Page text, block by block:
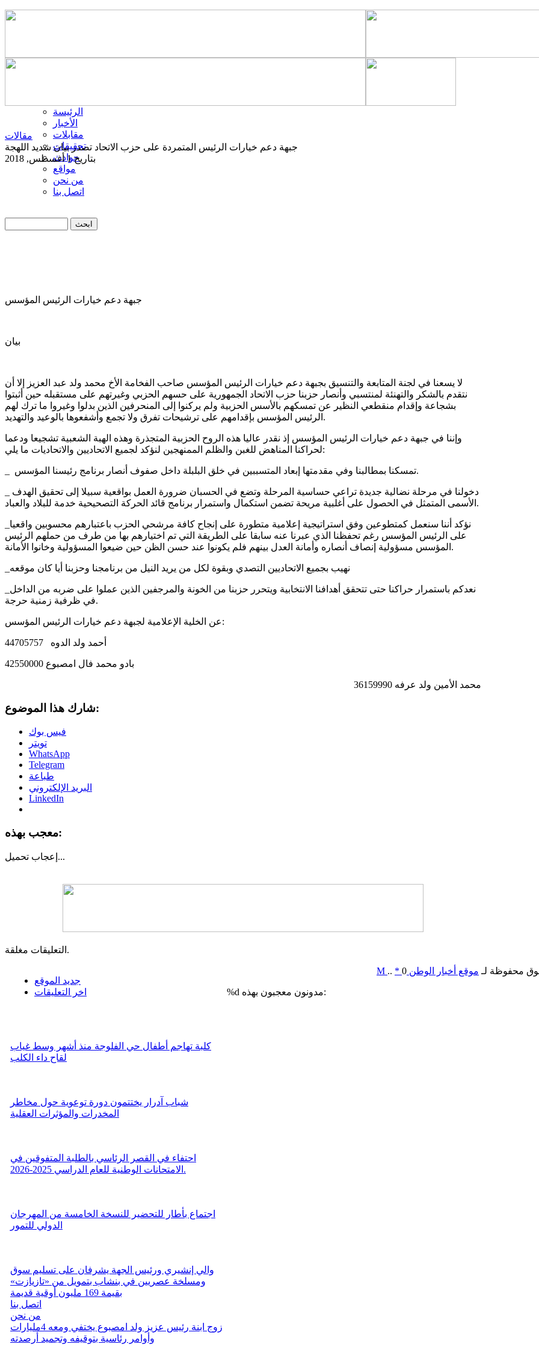
الرئيسة
الأخبار
مقابلات
تحقيقات
حوادث
مواقع
من نحن
اتصل بنا
مقالات
جبهة دعم خيارات الرئيس المتمردة على حزب الاتحاد تصدر بيان شديد اللهجة
بتاريخ 1 أغسطس, 2018
جبهة دعم خيارات الرئيس المؤسس
بيان
لا يسعنا في لجنة المتابعة والتنسيق بجبهة دعم خيارات الرئيس المؤسس صاحب الفخامة الأخ محمد ولد عبد العزيز إلا أن
نتقدم بالشكر والتهنئة لمنتسبي وأنصار حزبنا حزب الاتحاد الجمهورية على حسهم الحزبي وغيرتهم على مستقبله حين أثبتوا
بشجاعة وإقدام منقطعي النظير عن تمسكهم بالأسس الحزبية ولم يركنوا إلى المنحرفين الذين بدلوا وغيروا ما ترك لهم
الرئيس المؤسس بإقدامهم على ترشيحات تفرق ولا تجمع وأشفعوها بالوعيد والتهديد.
وإننا في جبهة دعم خيارات الرئيس المؤسس إذ نقدر عاليا هذه الروح الحزبية المتجذرة وهذه الهبة الشعبية تشجيعا ودعما
لحراكنا المناهض للغبن والظلم الممنهجين لنؤكد لجميع الاتحاديين والاتحاديات ما يلي:
_ تمسكنا بمطالبنا وفي مقدمتها إبعاد المتسببين في خلق البلبلة داخل صفوف أنصار برنامج رئيسنا المؤسس.
الأسمى المتمثل في الحصول على أغلبية مريحة تضمن استكمال واستمرار برنامج قائد الحركة التصحيحية خدمة للبلاد والعباد.
على الرئيس المؤسس رغم تحفظنا الذي عبرنا عنه سابقا على الطريقة التي تم اختيارهم بها من طرف من حملهم الرئيس
المؤسس مسؤولية إنصاف أنصاره وأمانة العدل بينهم فلم يكونوا عند حسن الظن حين ضيعوا المسؤولية وخانوا الأمانة.
_نهيب بجميع الاتحاديين التصدي وبقوة لكل من يريد النيل من برنامجنا وحزبنا أيا كان موقعه
في ظرفية زمنية حرجة.
عن الخلية الإعلامية لجبهة دعم خيارات الرئيس المؤسس:
أحمد ولد الدوه 44705757
بادو محمد فال امصبوع 42550000
محمد الأمين ولد عرفه 36159990
شارك هذا الموضوع:
فيس بوك
تويتر
WhatsApp
Telegram
طباعة
البريد الإلكتروني
LinkedIn
معجب بهذه:
إعجاب تحميل...
التعليقات مغلقة.
جديد الموقع
اخر التعليقات
كلبة تهاجم أطفال حي الفلوجة منذ أشهر وسط غياب
لقاح داء الكلب
شباب آدرار يختتمون دورة توعوية حول مخاطر
المخدرات والمؤثرات العقلية
احتفاء في القصر الرئاسي بالطلبة المتفوقين في
الامتحانات الوطنية للعام الدراسي 2025-2026.
اجتماع بأطار للتحضير للنسخة الخامسة من المهرجان
الدولي للتمور
والي إنشيري ورئيس الجهة يشرفان على تسليم سوق
ومسلخة عصريين في بنشاب بتمويل من «تازيازت»
بقيمة 169 مليون أوقية قديمة
اتصل بنا
من نحن
زوج ابنة رئيس عزيز ولد امصبوع يختفي ومعه 4مليارات
وأوامر رئاسية بتوقيفه وتجميد أرصدته
M .. * محفوظة لـ موقع أخبار الوطن 0
%d مدونون معجبون بهذه: